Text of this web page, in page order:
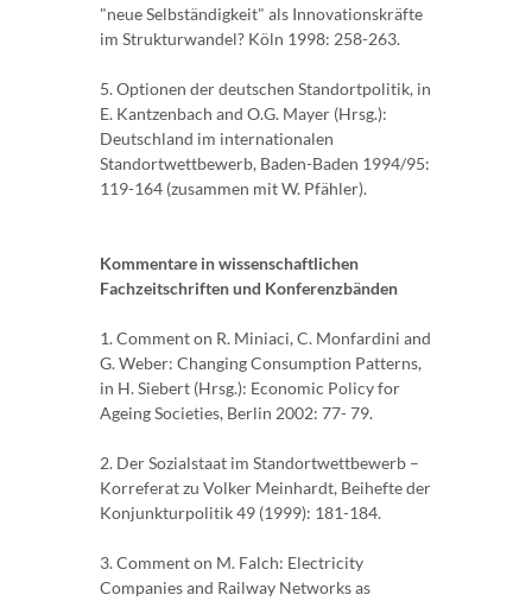
"neue Selbständigkeit" als Innovationskräfte
im Strukturwandel? Köln 1998: 258-263.
5. Optionen der deutschen Standortpolitik, in
E. Kantzenbach and O.G. Mayer (Hrsg.):
Deutschland im internationalen
Standortwettbewerb, Baden-Baden 1994/95:
119-164 (zusammen mit W. Pfähler).
Kommentare in wissenschaftlichen
Fachzeitschriften und Konferenzbänden
1. Comment on R. Miniaci, C. Monfardini and
G. Weber: Changing Consumption Patterns,
in H. Siebert (Hrsg.): Economic Policy for
Ageing Societies, Berlin 2002: 77- 79.
2. Der Sozialstaat im Standortwettbewerb –
Korreferat zu Volker Meinhardt, Beihefte der
Konjunkturpolitik 49 (1999): 181-184.
3. Comment on M. Falch: Electricity
Companies and Railway Networks as